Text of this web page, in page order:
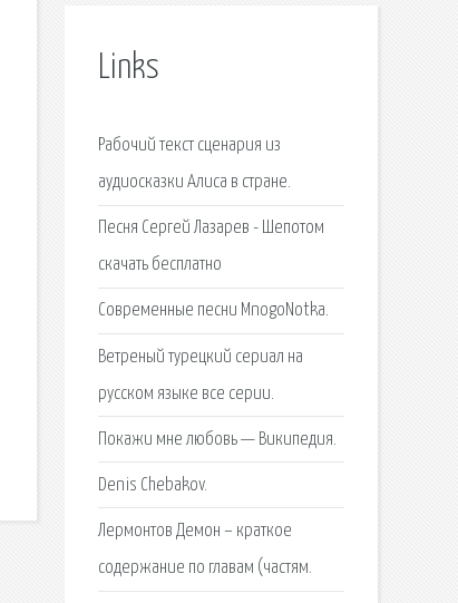
Links
Рабочий текст сценария из
аудиосказки Алиса в стране.
Песня Сергей Лазарев - Шепотом
скачать бесплатно
Современные песни MnogoNotka.
Ветреный турецкий сериал на
русском языке все серии.
Покажи мне любовь — Википедия.
Denis Chebakov.
Лермонтов Демон – краткое
содержание по главам (частям.